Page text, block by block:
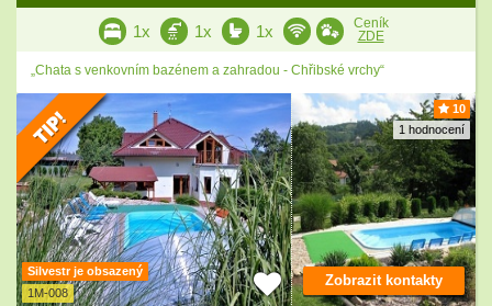
1x 1x 1x
Ceník
ZDE
„Chata s venkovním bazénem a zahradou - Chřibské vrchy“
10
1 hodnocení
Silvestr je obsazený
1M-008
Zobrazit kontakty